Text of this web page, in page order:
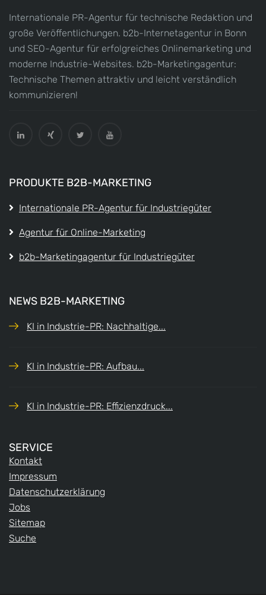
Internationale PR-Agentur für technische Redaktion und
große Veröffentlichungen. b2b-Internetagentur in Bonn
und SEO-Agentur für erfolgreiches Onlinemarketing und
moderne Industrie-Websites. b2b-Marketingagentur:
Technische Themen attraktiv und leicht verständlich
kommunizieren!
PRODUKTE B2B-MARKETING
Internationale PR-Agentur für Industriegüter
Agentur für Online-Marketing
b2b-Marketingagentur für Industriegüter
NEWS B2B-MARKETING
KI in Industrie-PR: Nachhaltige...
KI in Industrie-PR: Aufbau...
KI in Industrie-PR: Effizienzdruck...
SERVICE
Kontakt
Impressum
Datenschutzerklärung
Jobs
Sitemap
Suche